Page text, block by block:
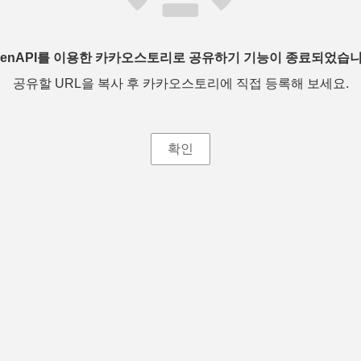
를 이용한 카카오스토리로 공유하기 기능이 종료되었습
공유할 URL을 복사 후 카카오스토리에 직접 등록해 보세요.
확인